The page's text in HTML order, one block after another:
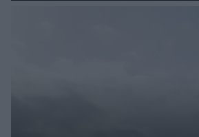
sierpnia